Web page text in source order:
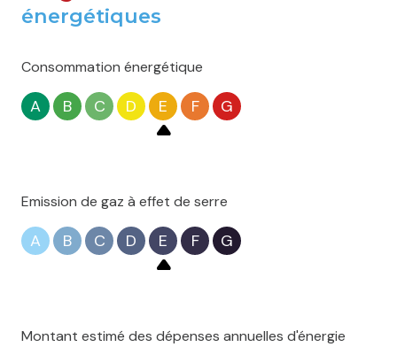
énergétiques
Consommation énergétique
A B C D E F G
Emission de gaz à effet de serre
A B C D E F G
Montant estimé des dépenses annuelles d'énergie